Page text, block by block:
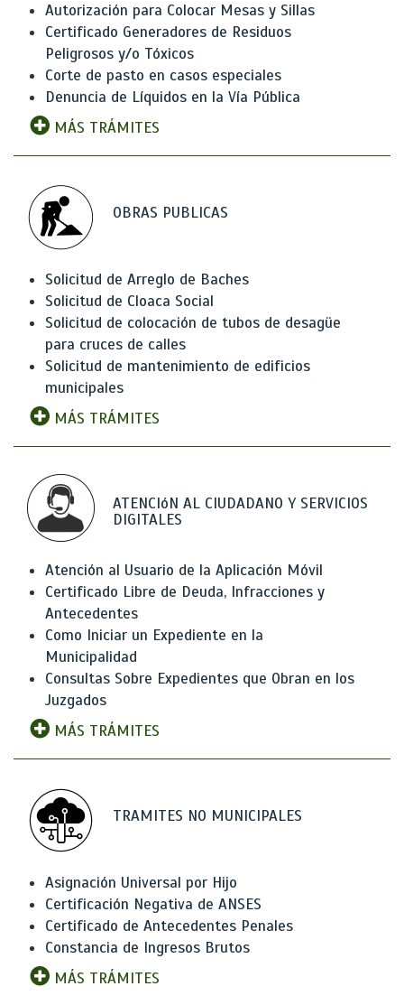
Autorización para Colocar Mesas y Sillas
Certificado Generadores de Residuos
Peligrosos y/o Tóxicos
Corte de pasto en casos especiales
Denuncia de Líquidos en la Vía Pública
MÁS TRÁMITES
OBRAS PUBLICAS
Solicitud de Arreglo de Baches
Solicitud de Cloaca Social
Solicitud de colocación de tubos de desagüe
para cruces de calles
Solicitud de mantenimiento de edificios
municipales
MÁS TRÁMITES
ATENCIóN AL CIUDADANO Y SERVICIOS
DIGITALES
Atención al Usuario de la Aplicación Móvil
Certificado Libre de Deuda, Infracciones y
Antecedentes
Como Iniciar un Expediente en la
Municipalidad
Consultas Sobre Expedientes que Obran en los
Juzgados
MÁS TRÁMITES
TRAMITES NO MUNICIPALES
Asignación Universal por Hijo
Certificación Negativa de ANSES
Certificado de Antecedentes Penales
Constancia de Ingresos Brutos
MÁS TRÁMITES